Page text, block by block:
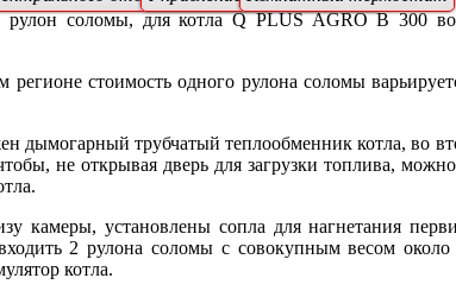
соломы, для котла Q PLUS AGRO В 300
стоимость одного рулона соломы
дымогарный трубчатый теплообменник котла, во
не открывая дверь для загрузки топлива,
камеры, установлены сопла для нагнетания
2 рулона соломы с совокупным весом
котла.